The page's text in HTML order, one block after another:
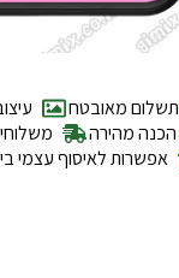
תשלום מאובטח
הכנה מהירה
אפשרות לאיסוף עצמי